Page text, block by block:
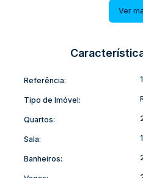
Perfeita para quem busca Ver
Referência:
Tipo de Imóvel:
Quartos:
Sala: 1
Banheiros: